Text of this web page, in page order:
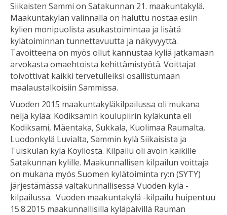
Siikaisten Sammi on Satakunnan 21. maakuntakylä.
Maakuntakylän valinnalla on haluttu nostaa esiin
kylien monipuolista asukastoimintaa ja lisätä
kylätoiminnan tunnettavuutta ja näkyvyyttä.
Tavoitteena on myös ollut kannustaa kyliä jatkamaan
arvokasta omaehtoista kehittämistyötä. Voittajat
toivottivat kaikki tervetulleiksi osallistumaan
maalaustalkoisiin Sammissa.
Vuoden 2015 maakuntakyläkilpailussa oli mukana
neljä kylää: Kodiksamin koulupiirin kyläkunta eli
Kodiksami, Mäentaka, Sukkala, Kuolimaa Raumalta,
Luodonkylä Luvialta, Sammin kylä Siikaisista ja
Tuiskulan kylä Köyliöstä. Kilpailu oli avoin kaikille
Satakunnan kylille. Maakunnallisen kilpailun voittaja
on mukana myös Suomen kylätoiminta ry:n (SYTY)
järjestämässä valtakunnallisessa Vuoden kylä -
kilpailussa. Vuoden maakuntakylä -kilpailu huipentuu
15.8.2015 maakunnallisilla kyläpäivillä Rauman